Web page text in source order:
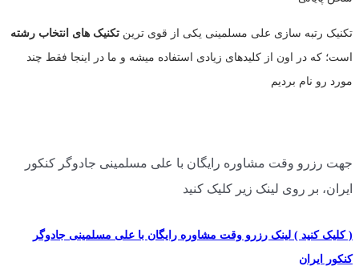
تکنیک رتبه سازی علی مسلمینی یکی از قوی ترین تکنیک های انتخاب رشته
است؛ که در اون از کلیدهای زیادی استفاده میشه و ما در اینجا فقط چند
مورد رو نام بردیم
جهت رزرو وقت مشاوره رایگان با علی مسلمینی جادوگر کنکور
ایران، بر روی لینک زیر کلیک کنید
( کلیک کنید ) لینک رزرو وقت مشاوره رایگان با علی مسلمینی جادوگر
کنکور ایران